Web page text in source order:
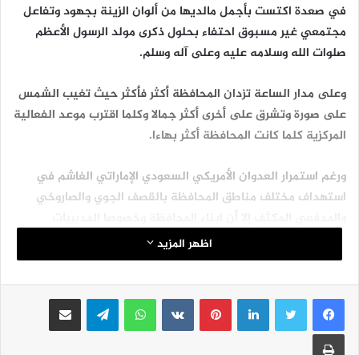
في صعدة اكتست بأجمل مالديها من ألوان الزينة بجهود وتفاعل
مجتمعي غير مسبوق احتفاء بحلول ذكرى مولد الرسول الأعظم
صلوات الله وسلامه عليه وعلى آله وسلم.
وعلى مدار الساعة تزدان المحافظة أكثر فأكثر حيث تغيب الشمس
على صورة وتشرق على أخرى أكثر جمالا وكلما اقترب موعد الفعالية
المركزية كلما كانت المحافظة أكثر بهاءا.
ورغم استمرار العدوان الأمريكي السعودي الإماراتي الغاشم في
استهداف مختلف مناطق المحافظة بالقصف الجوي والصاروخي
الحدودية مع العدو السعودي تشهد نشاطاً غير مسبوق
واستعدادات كبرى تؤكد التمسك برسول الله رغم الاعمال البشعة
لطواغيت الأرض الذين يستاؤون من مجرد ذكر الرسول الكريم.
اظهر المزيد
لينكدإنبينتيريست واتساب تيلقرام مشاركة عبر البريد
طباعة